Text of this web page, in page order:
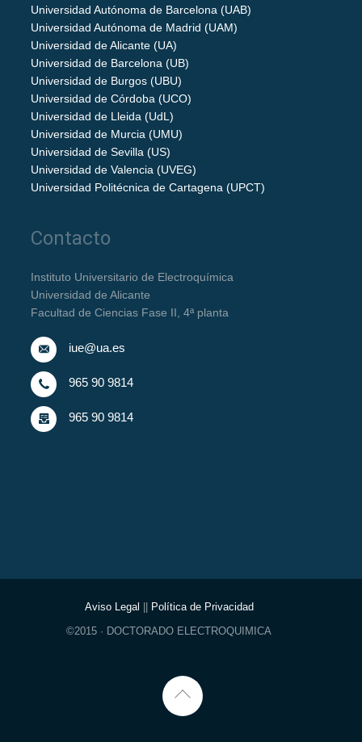
Universidad Autónoma de Barcelona (UAB)
Universidad Autónoma de Madrid (UAM)
Universidad de Alicante (UA)
Universidad de Barcelona (UB)
Universidad de Burgos (UBU)
Universidad de Córdoba (UCO)
Universidad de Lleida (UdL)
Universidad de Murcia (UMU)
Universidad de Sevilla (US)
Universidad de Valencia (UVEG)
Universidad Politécnica de Cartagena (UPCT)
Contacto
Instituto Universitario de Electroquímica
Universidad de Alicante
Facultad de Ciencias Fase II, 4ª planta
iue@ua.es
965 90 9814
965 90 9814
Aviso Legal
Política de Privacidad
©2015 · DOCTORADO ELECTROQUIMICA